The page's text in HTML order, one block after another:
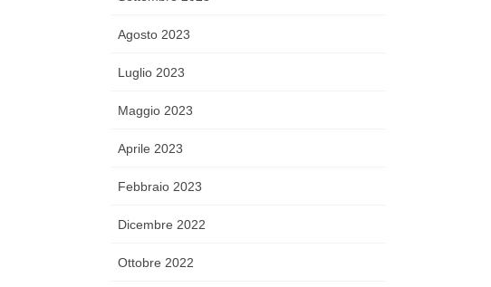
Agosto 2023
Luglio 2023
Maggio 2023
Aprile 2023
Febbraio 2023
Dicembre 2022
Ottobre 2022